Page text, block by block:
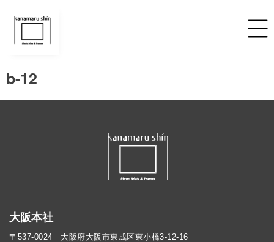
b-12
大阪本社
〒537-0024 大阪府大阪市東成区東小橋3-12-16